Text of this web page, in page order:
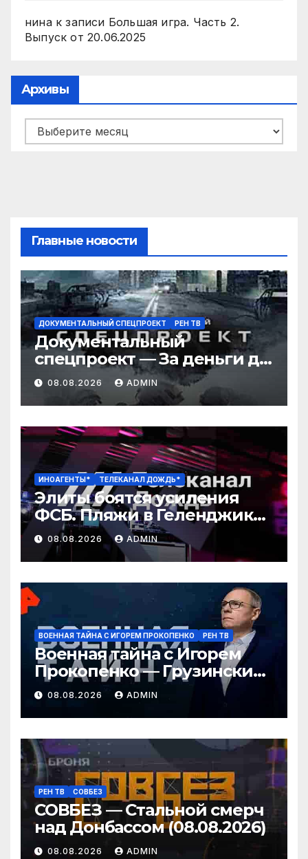
нинак записи Большая игра. Часть 2.
Выпуск от 20.06.2025
Архивы
Архивы
Главные новости
ДОКУМЕНТАЛЬНЫЙ СПЕЦПРОЕКТ РЕН ТВ
Документальный
спецпроект — За деньги да:
как зарабатывают звезды?
(08.08.2026)
08.08.2026 ADMIN
ИНОАГЕНТЫ* ТЕЛЕКАНАЛ ДОЖДЬ*
Элиты боятся усиления
ФСБ. Пляжи в Геленджике
закрыли. Медведев
угрожает Армении
08.08.2026 ADMIN
ВОЕННАЯ ТАЙНА С ИГОРЕМ ПРОКОПЕНКО РЕН ТВ
Военная тайна с Игорем
Прокопенко — Грузинские
провокаторы (08.08.2026)
08.08.2026 ADMIN
РЕН ТВ СОВБЕЗ
СОВБЕЗ — Стальной смерч
над Донбассом (08.08.2026)
08.08.2026 ADMIN